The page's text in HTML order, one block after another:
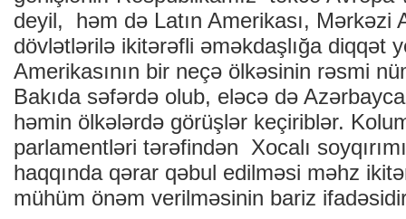
deyil, həm də Latın Amerikası, Mərkəzi
dövlətlərilə ikitərəfli əməkdaşlığa diqqət
Amerikasının bir neçə ölkəsinin rəsmi
Bakıda səfərdə olub, eləcə də
həmin ölkələrdə görüşlər keçiriblər.
parlamentləri tərəfindən Xocalı
haqqında qərar qəbul edilməsi məhz
mühüm önəm verilməsinin bariz